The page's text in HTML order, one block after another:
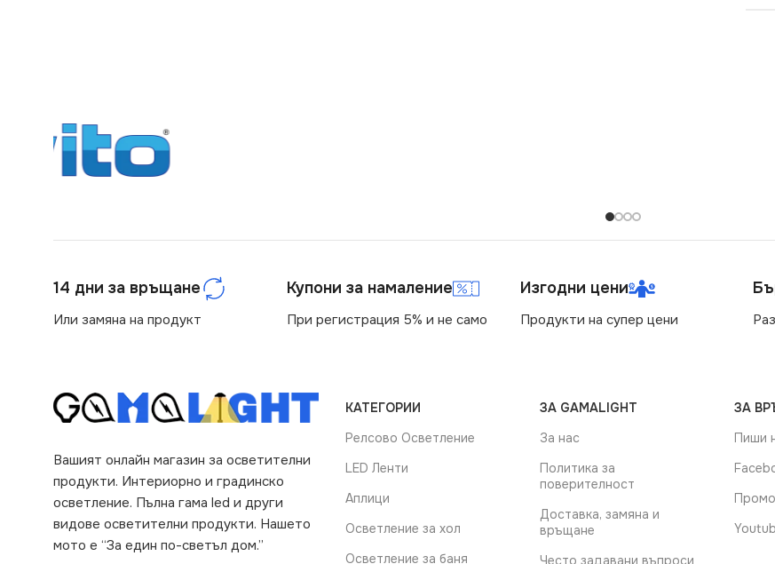
14 дни за връщане
Или замяна на продукт
Купони за намаление
При регистрация 5% и не само
Изгодни цени
Продукти на супер цени
Вашият онлайн магазин за осветителни
продукти. Интериорно и градинско
осветление. Пълна гама led и други
видове осветителни продукти. Нашето
мото е “За един по-светъл дом.”
КАТЕГОРИИ
Релсово Осветление
LED Ленти
Аплици
Осветление за хол
Осветление за баня
ЗА GAMALIGHT
За нас
Политика за
поверителност
Доставка, замяна и
връщане
Често задавани въпроси
ЗА
Пиши